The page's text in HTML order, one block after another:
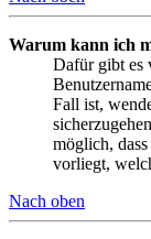
Warum kann ich
Dafür gibt es
Fall ist,
möglich,
vorliegt,
Nach oben